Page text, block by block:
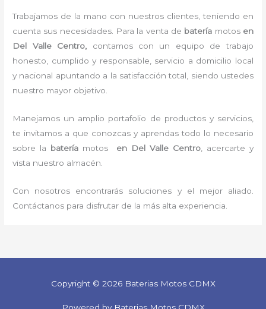
Trabajamos de la mano con nuestros clientes, teniendo en
cuenta sus necesidades. Para la venta de batería motosen
Del Valle Centro, contamos con un equipo de trabajo
honesto, cumplido y responsable, servicio a domicilio local
y nacional apuntando a la satisfacción total, siendo ustedes
nuestro mayor objetivo.
Manejamos un amplio portafolio de productos y servicios,
te invitamos a que conozcas y aprendas todo lo necesario
sobre la batería motos en Del Valle Centro, acercarte y
vista nuestro almacén.
Con nosotros encontrarás soluciones y el mejor aliado.
Contáctanos para disfrutar de la más alta experiencia.
Copyright © 2026 Baterias Motos CDMX